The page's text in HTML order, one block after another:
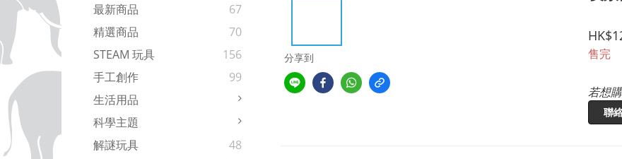
最新商品
67
精選商品
70
STEAM 玩具
156
手工創作
99
生活用品
科學主題
解謎玩具
48
分享到 售完
若想
聯